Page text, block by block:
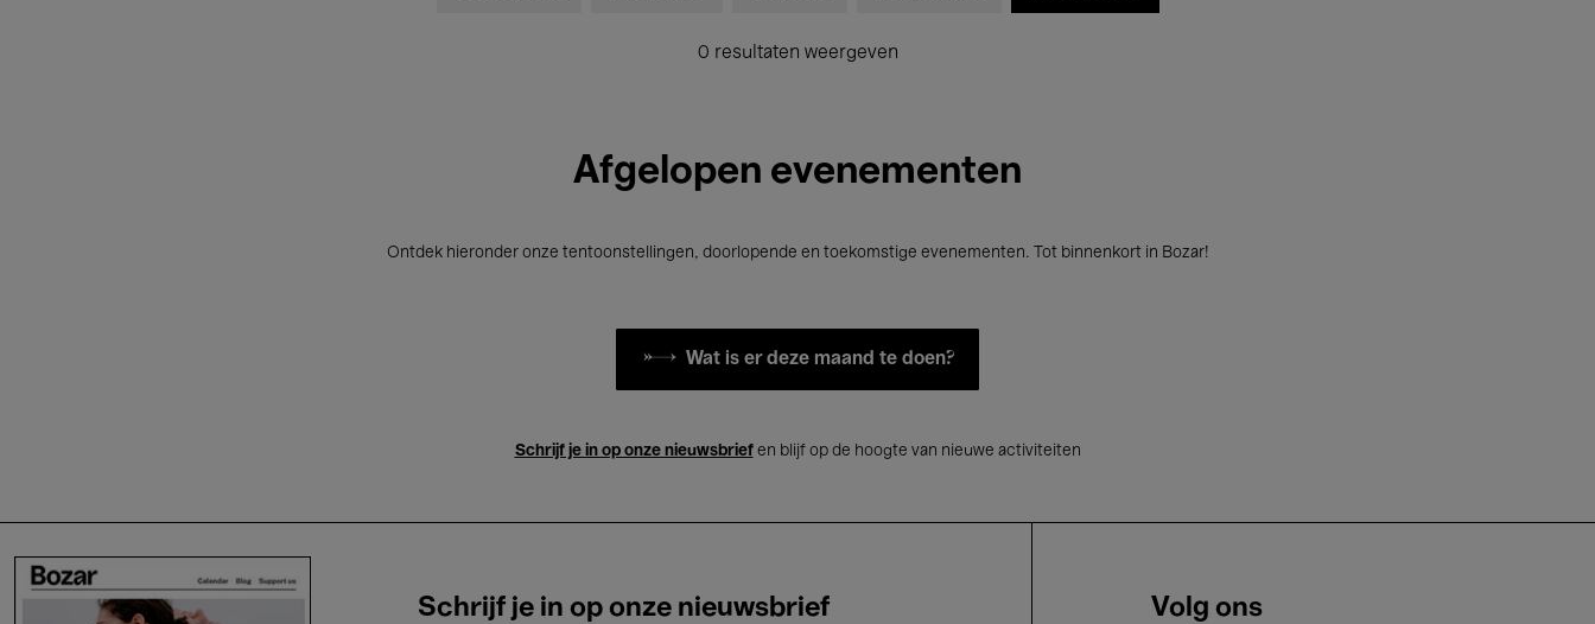
0 resultaten weergeven
Afgelopen evenementen
Ontdek hieronder onze tentoonstellingen, doorlopende en toekomstige evenementen. Tot binnenkort in Bozar!
Wat is er deze maand te doen?
Schrijf je in op onze nieuwsbriefen blijf op de hoogte van nieuwe activiteiten
Schrijf je in op onze nieuwsbrief Volg ons